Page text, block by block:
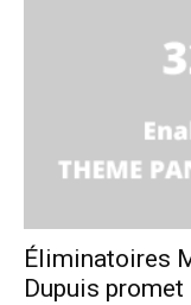
Éliminatoires
Dupuis promet